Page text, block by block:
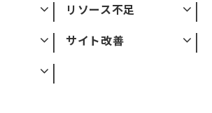
セミナー
お役立ち情報
リソース不足
サイト改善